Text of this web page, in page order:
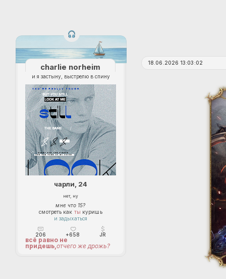
18.06.2026 13:03:02
charlie norheim
и я застыну, выстрелю в спину
чарли, 24
нет, ну
мне что 15?
смотреть как ты куришь
и задыхаться
206 +658 JR
всё равно не
придешь, отчего же дрожь?